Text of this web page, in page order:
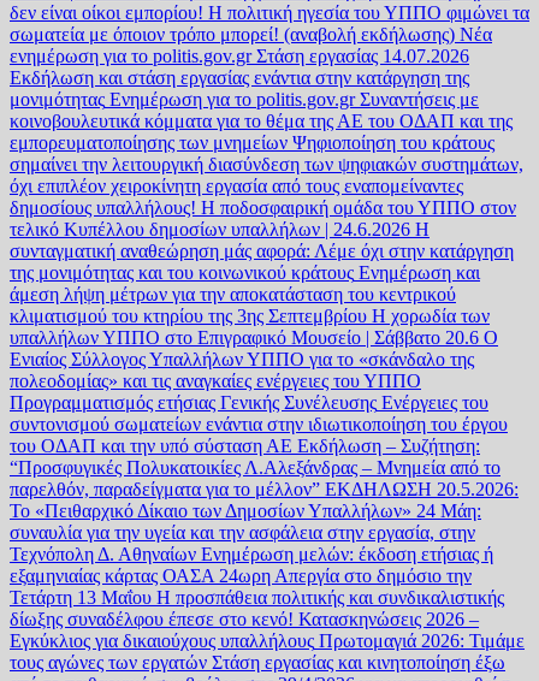
δεν είναι οίκοι εμπορίου! Η πολιτική ηγεσία του ΥΠΠΟ φιμώνει τα
σωματεία με όποιον τρόπο μπορεί! (αναβολή εκδήλωσης) Νέα
ενημέρωση για το politis.gov.gr Στάση εργασίας 14.07.2026
Εκδήλωση και στάση εργασίας ενάντια στην κατάργηση της
μονιμότητας Ενημέρωση για το politis.gov.gr Συναντήσεις με
κοινοβουλευτικά κόμματα για το θέμα της ΑΕ του ΟΔΑΠ και της
εμπορευματοποίησης των μνημείων Ψηφιοποίηση του κράτους
σημαίνει την λειτουργική διασύνδεση των ψηφιακών συστημάτων,
όχι επιπλέον χειροκίνητη εργασία από τους εναπομείναντες
δημοσίους υπαλλήλους! Η ποδοσφαιρική ομάδα του ΥΠΠΟ στον
τελικό Κυπέλλου δημοσίων υπαλλήλων | 24.6.2026 Η
συνταγματική αναθεώρηση μάς αφορά: Λέμε όχι στην κατάργηση
της μονιμότητας και του κοινωνικού κράτους Ενημέρωση και
άμεση λήψη μέτρων για την αποκατάσταση του κεντρικού
κλιματισμού του κτηρίου της 3ης Σεπτεμβρίου Η χορωδία των
υπαλλήλων ΥΠΠΟ στο Επιγραφικό Μουσείο | Σάββατο 20.6 Ο
Ενιαίος Σύλλογος Υπαλλήλων ΥΠΠΟ για το «σκάνδαλο της
πολεοδομίας» και τις αναγκαίες ενέργειες του ΥΠΠΟ
Προγραμματισμός ετήσιας Γενικής Συνέλευσης Ενέργειες του
συντονισμού σωματείων ενάντια στην ιδιωτικοποίηση του έργου
του ΟΔΑΠ και την υπό σύσταση ΑΕ Εκδήλωση – Συζήτηση:
“Προσφυγικές Πολυκατοικίες Λ.Αλεξάνδρας – Μνημεία από το
παρελθόν, παραδείγματα για το μέλλον” ΕΚΔΗΛΩΣΗ 20.5.2026:
Το «Πειθαρχικό Δίκαιο των Δημοσίων Υπαλλήλων» 24 Μάη:
συναυλία για την υγεία και την ασφάλεια στην εργασία, στην
Τεχνόπολη Δ. Αθηναίων Ενημέρωση μελών: έκδοση ετήσιας ή
εξαμηνιαίας κάρτας ΟΑΣΑ 24ωρη Απεργία στο δημόσιο την
Τετάρτη 13 Μαΐου Η προσπάθεια πολιτικής και συνδικαλιστικής
δίωξης συναδέλφου έπεσε στο κενό! Κατασκηνώσεις 2026 –
Εγκύκλιος για δικαιούχους υπαλλήλους Πρωτομαγιά 2026: Τιμάμε
τους αγώνες των εργατών Στάση εργασίας και κινητοποίηση έξω